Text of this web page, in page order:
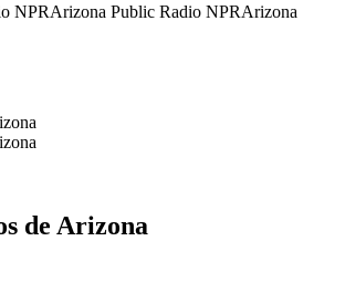
NPRArizona Public Radio NPRArizona
de Arizona